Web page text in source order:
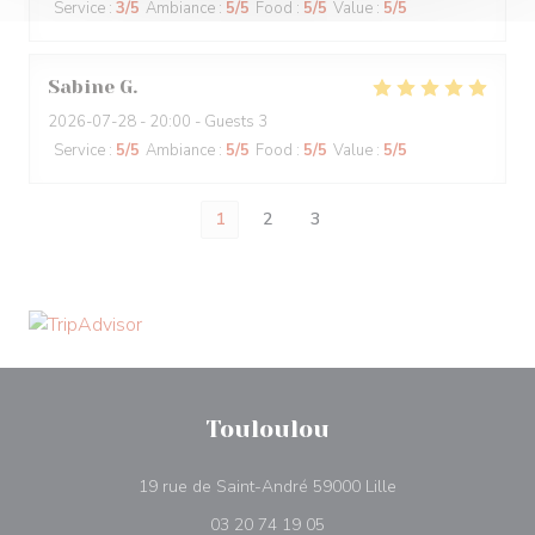
Service : 3/5 Ambiance : 5/5 Food : 5/5 Value : 5/5
Sabine G
2026-07-28 - 20:00 - Guests 3
Service : 5/5 Ambiance : 5/5 Food : 5/5 Value : 5/5
1 2 3
Touloulou
19 rue de Saint-André 59000 Lille
03 20 74 19 05